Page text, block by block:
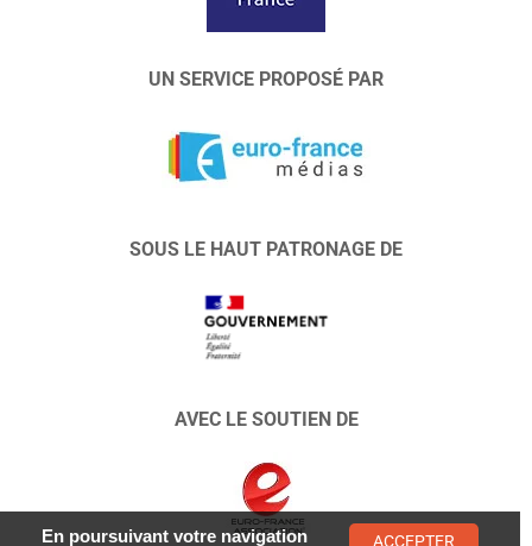
UN SERVICE PROPOSÉ PAR
SOUS LE HAUT PATRONAGE DE
AVEC LE SOUTIEN DE
En poursuivant votre navigation ACCEPTER